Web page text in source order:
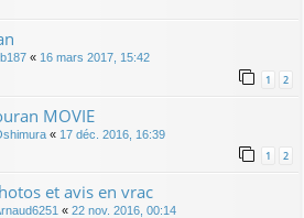
« 16 mars 2017, 15:42
1 2
MOVIE
« 17 déc. 2016, 16:39
1 2
et avis en vrac
« 22 nov. 2016, 00:14